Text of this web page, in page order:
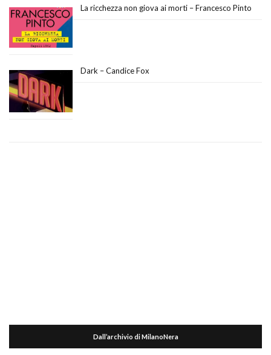
La ricchezza non giova ai morti – Francesco Pinto
Dark – Candice Fox
Dall’archivio di MilanoNera